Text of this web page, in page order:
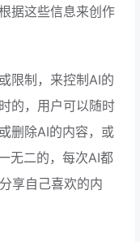
据这些信息来创作
限制，来控制AI的
的，用户可以随时
删除AI的内容，或
无二的，每次AI都
享自己喜欢的内